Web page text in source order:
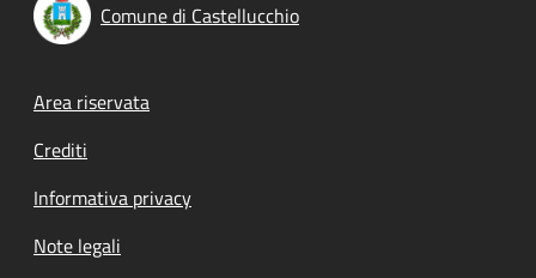
Comune di Castellucchio
Footer menu
Area riservata
Crediti
Informativa privacy
Note legali